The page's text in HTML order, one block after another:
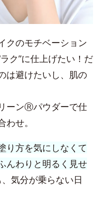
クのモチベーション
ク”に仕上げたい！だ
は避けたいし、肌の
ーンⓇパウダーで仕
せ。
り方を気にしなくて
んわりと明るく見せ
気分が乗らない日